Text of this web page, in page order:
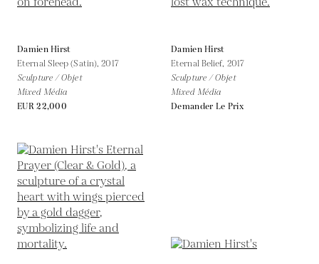
Damien Hirst
Eternal Sleep (Satin),2017
Sculpture / Objet
Mixed Média
EUR 22,000
Damien Hirst
Eternal Belief, 2017
Sculpture / Objet
Mixed Média
Demander Le Prix